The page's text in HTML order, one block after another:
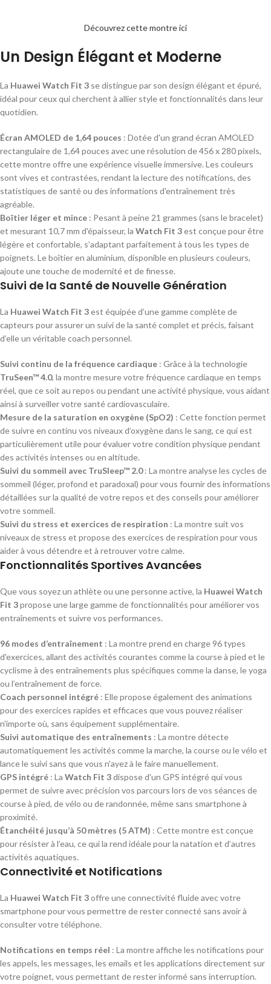
Découvrez cette montre ici
Un Design Élégant et Moderne
La Huawei Watch Fit 3 se distingue par son design élégant et épuré,
idéal pour ceux qui cherchent à allier style et fonctionnalités dans leur
quotidien.
Écran AMOLED de 1,64 pouces : Dotée d'un grand écran AMOLED
rectangulaire de 1,64 pouces avec une résolution de 456 x 280 pixels,
cette montre offre une expérience visuelle immersive. Les couleurs
sont vives et contrastées, rendant la lecture des notifications, des
statistiques de santé ou des informations d'entraînement très
agréable.
Boîtier léger et mince : Pesant à peine 21 grammes (sans le bracelet)
et mesurant 10,7 mm d'épaisseur, la Watch Fit 3est conçue pour être
légère et confortable, s’adaptant parfaitement à tous les types de
poignets. Le boîtier en aluminium, disponible en plusieurs couleurs,
ajoute une touche de modernité et de finesse.
Suivi de la Santé de Nouvelle Génération
La Huawei Watch Fit 3est équipée d’une gamme complète de
capteurs pour assurer un suivi de la santé complet et précis, faisant
d’elle un véritable coach personnel.
Suivi continu de la fréquence cardiaque : Grâce à la technologie
TruSeen™ 4.0, la montre mesure votre fréquence cardiaque en temps
réel, que ce soit au repos ou pendant une activité physique, vous aidant
ainsi à surveiller votre santé cardiovasculaire.
Mesure de la saturation en oxygène (SpO2) : Cette fonction permet
de suivre en continu vos niveaux d’oxygène dans le sang, ce qui est
particulièrement utile pour évaluer votre condition physique pendant
des activités intenses ou en altitude.
Suivi du sommeil avec TruSleep™ 2.0: La montre analyse les cycles de
sommeil (léger, profond et paradoxal) pour vous fournir des informations
détaillées sur la qualité de votre repos et des conseils pour améliorer
votre sommeil.
Suivi du stress et exercices de respiration : La montre suit vos
niveaux de stress et propose des exercices de respiration pour vous
aider à vous détendre et à retrouver votre calme.
Fonctionnalités Sportives Avancées
Que vous soyez un athlète ou une personne active, la Huawei Watch
Fit 3propose une large gamme de fonctionnalités pour améliorer vos
entraînements et suivre vos performances.
96 modes d’entraînement : La montre prend en charge 96 types
d'exercices, allant des activités courantes comme la course à pied et le
cyclisme à des entraînements plus spécifiques comme la danse, le yoga
ou l’entraînement de force.
Coach personnel intégré : Elle propose également des animations
pour des exercices rapides et efficaces que vous pouvez réaliser
n'importe où, sans équipement supplémentaire.
Suivi automatique des entraînements : La montre détecte
automatiquement les activités comme la marche, la course ou le vélo et
lance le suivi sans que vous n'ayez à le faire manuellement.
GPS intégré : La Watch Fit 3dispose d'un GPS intégré qui vous
permet de suivre avec précision vos parcours lors de vos séances de
course à pied, de vélo ou de randonnée, même sans smartphone à
proximité.
Étanchéité jusqu’à 50 mètres (5 ATM) : Cette montre est conçue
pour résister à l’eau, ce qui la rend idéale pour la natation et d’autres
activités aquatiques.
Connectivité et Notifications
La Huawei Watch Fit 3offre une connectivité fluide avec votre
smartphone pour vous permettre de rester connecté sans avoir à
consulter votre téléphone.
Notifications en temps réel : La montre affiche les notifications pour
les appels, les messages, les emails et les applications directement sur
votre poignet, vous permettant de rester informé sans interruption.